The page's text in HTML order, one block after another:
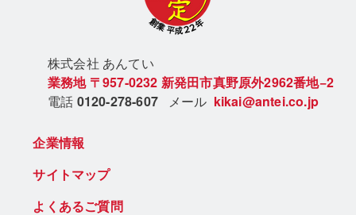
株式会社 あんてい
業務地 〒957-0232 新発田市真野原外2962番地−2
電話 0120-278-607 メール kikai@antei.co.jp
企業情報
サイトマップ
よくあるご質問